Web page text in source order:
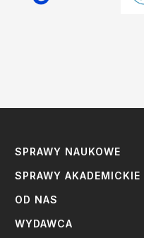
SPRAWY NAUKOWE
SPRAWY AKADEMICKIE
OD NAS
WYDAWCA